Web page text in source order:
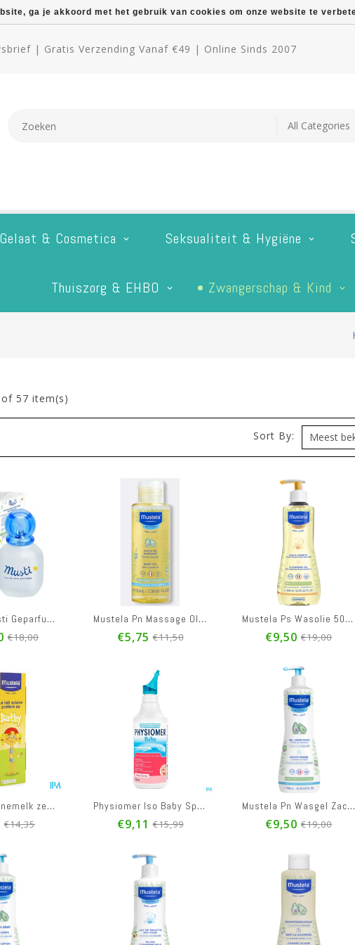
| Gratis Verzending Vanaf €49 | Online Sinds 2007
Gelaat & Cosmetica Seksualiteit & Hygiëne
Thuiszorg & EHBO Zwangerschap & Kind
of 57 item(s)
Sort By:
Mustela Musti Geparfumeerd Verzorgingswater 50 ML
€18,00
Mustela Pn Massage Olie 100ml
€5,75 €11,50
Mustela Ps Wasolie 500ml
€9,50 €19,00
Mustela Zonnemelk zeer hoge bescherming SPF50+ 40 ML
€14,35
Physiomer Iso Baby Spray 135ml
€9,11 €15,99
Mustela Pn Wasgel Zacht 750ml
€9,50 €19,00
ga je akkoord met het gebruik van cookies om onze website te